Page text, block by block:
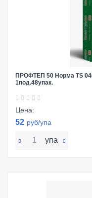
ПРОФТЕП 50 Норма TS
1под.48упак.
Цена:
52 руб/упа
упа